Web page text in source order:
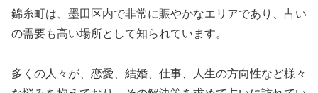
錦糸町は、墨田区内で非常に賑やかなエリアであり、占い
の需要も高い場所として知られています。
多くの人々が、恋愛、結婚、仕事、人生の方向性など様々